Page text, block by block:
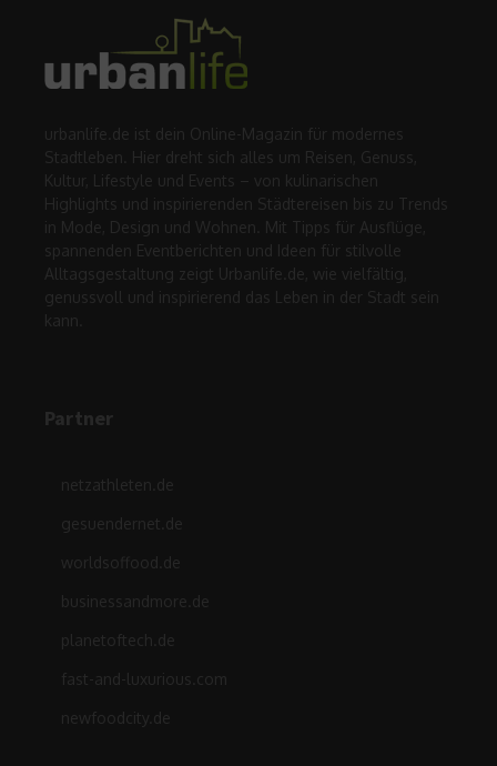
urbanlife.de ist dein Online-Magazin für modernes
Stadtleben. Hier dreht sich alles um Reisen, Genuss,
Kultur, Lifestyle und Events – von kulinarischen
Highlights und inspirierenden Städtereisen bis zu Trends
in Mode, Design und Wohnen. Mit Tipps für Ausflüge,
spannenden Eventberichten und Ideen für stilvolle
Alltagsgestaltung zeigt Urbanlife.de, wie vielfältig,
genussvoll und inspirierend das Leben in der Stadt sein
kann.
Partner
netzathleten.de
gesuendernet.de
worldsoffood.de
businessandmore.de
planetoftech.de
fast-and-luxurious.com
newfoodcity.de